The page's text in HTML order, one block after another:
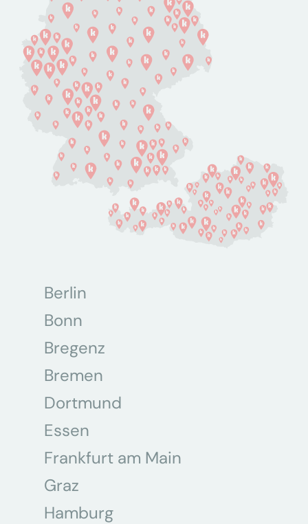
Berlin
Bonn
Bregenz
Bremen
Dortmund
Essen
Frankfurt am Main
Graz
Hamburg